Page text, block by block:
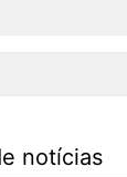
notícias